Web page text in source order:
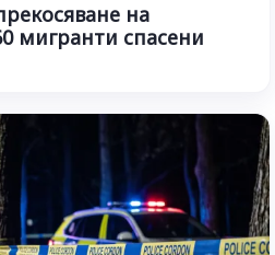
на
мигранти спасени